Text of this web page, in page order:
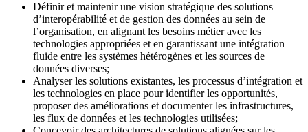
Définir et maintenir une vision stratégique des solutions
d’interopérabilité et de gestion des données au sein de
l’organisation, en alignant les besoins métier avec les
technologies appropriées et en garantissant une intégration
fluide entre les systèmes hétérogènes et les sources de
données diverses;
Analyser les solutions existantes, les processus d’intégration et
les technologies en place pour identifier les opportunités,
proposer des améliorations et documenter les infrastructures,
les flux de données et les technologies utilisées;